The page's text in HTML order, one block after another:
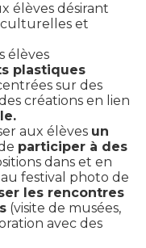
élèves désirant
et
élèves
plastiques
sur des
créations en lien
aux élèves un
participer à des
dans et en
festival photo de
les rencontres
(visite de musées,
avec des